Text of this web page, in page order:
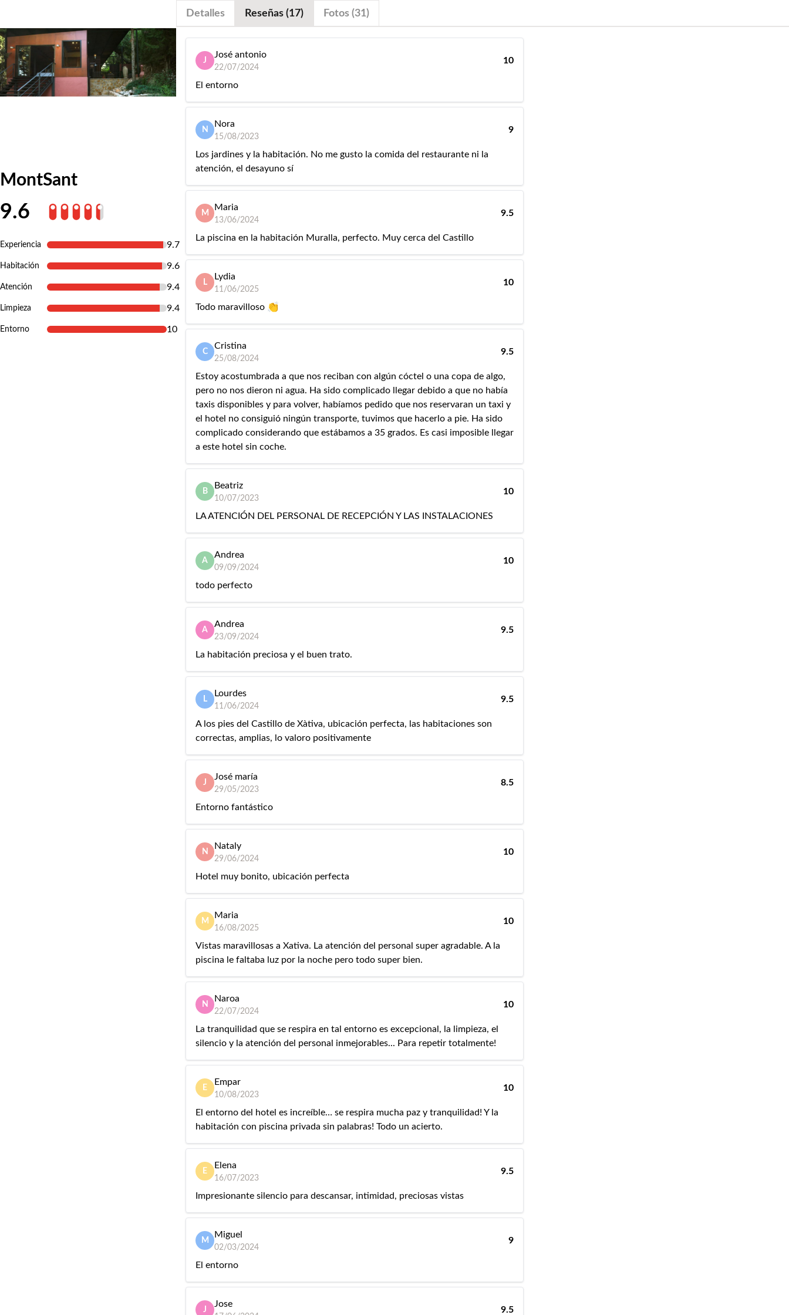
MontSant
9.6
Experiencia 9.7
Habitación 9.6
Atención 9.4
Limpieza 9.4
Entorno 10
Detalles Reseñas (17) Fotos (31)
J
José antonio
22/07/2024
10
El entorno
N
Nora
15/08/2023
9
Los jardines y la habitación. No me gusto la comida del restaurante ni la
atención, el desayuno sí
M
Maria
13/06/2024
9.5
La piscina en la habitación Muralla, perfecto. Muy cerca del Castillo
L
Lydia
11/06/2025
10
Todo maravilloso 👏
C
Cristina
25/08/2024
9.5
Estoy acostumbrada a que nos reciban con algún cóctel o una copa de algo,
pero no nos dieron ni agua. Ha sido complicado llegar debido a que no había
taxis disponibles y para volver, habíamos pedido que nos reservaran un taxi y
el hotel no consiguió ningún transporte, tuvimos que hacerlo a pie. Ha sido
complicado considerando que estábamos a 35 grados. Es casi imposible llegar
a este hotel sin coche.
B
Beatriz
10/07/2023
10
LA ATENCIÓN DEL PERSONAL DE RECEPCIÓN Y LAS INSTALACIONES
A
Andrea
09/09/2024
10
todo perfecto
A
Andrea
23/09/2024
9.5
La habitación preciosa y el buen trato.
L
Lourdes
11/06/2024
9.5
A los pies del Castillo de Xàtiva, ubicación perfecta, las habitaciones son
correctas, amplias, lo valoro positivamente
J
José maría
29/05/2023
8.5
Entorno fantástico
N
Nataly
29/06/2024
10
Hotel muy bonito, ubicación perfecta
M
Maria
16/08/2025
10
Vistas maravillosas a Xativa. La atención del personal super agradable. A la
piscina le faltaba luz por la noche pero todo super bien.
N
Naroa
22/07/2024
10
La tranquilidad que se respira en tal entorno es excepcional, la limpieza, el
silencio y la atención del personal inmejorables... Para repetir totalmente!
E
Empar
10/08/2023
10
El entorno del hotel es increíble… se respira mucha paz y tranquilidad! Y la
habitación con piscina privada sin palabras! Todo un acierto.
E
Elena
16/07/2023
9.5
Impresionante silencio para descansar, intimidad, preciosas vistas
M
Miguel
02/03/2024
9
El entorno
J
Jose
9.5